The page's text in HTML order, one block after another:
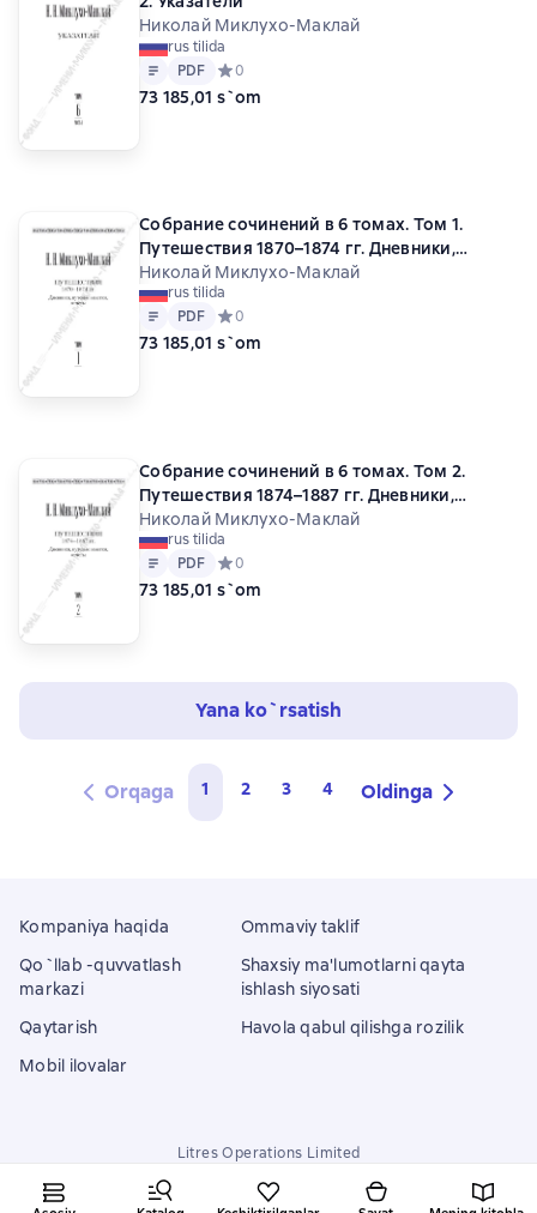
Николай Миклухо-Маклай
rus tilida
Matn
PDF
PDF Средний рейтинг 0 на основе 0 оценок
0
73 185,01 s`om
Собрание сочинений в 6 томах. Том 1.
Путешествия 1870–1874 гг. Дневники,
путевые заметки, отчеты
Николай Миклухо-Маклай
rus tilida
Matn
PDF
PDF Средний рейтинг 0 на основе 0 оценок
0
73 185,01 s`om
Собрание сочинений в 6 томах. Том 2.
Путешествия 1874–1887 гг. Дневники,
путевые заметки, отчеты
Николай Миклухо-Маклай
rus tilida
Matn
PDF
PDF Средний рейтинг 0 на основе 0 оценок
0
73 185,01 s`om
Yana ko`rsatish
Orqaga 1 2 3 4 Oldinga
Kompaniya haqida
Qo`llab -quvvatlash
markazi
Qaytarish
Mobil ilovalar
Ommaviy taklif
Shaxsiy ma'lumotlarni qayta
ishlash siyosati
Havola qabul qilishga rozilik
Litres Operations Limited